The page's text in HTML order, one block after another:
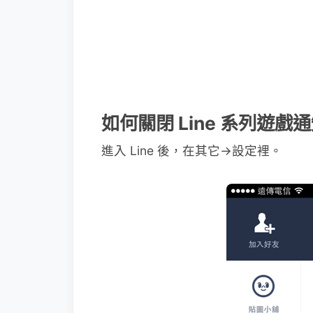
如何關閉 Line 系列遊戲
進入 Line 後，在其它→設定裡。